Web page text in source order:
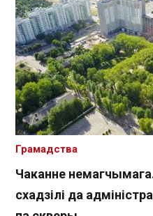
Чаканне
схадзілі да
Грамадства